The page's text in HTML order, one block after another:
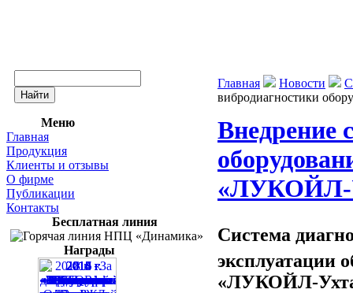
Меню
Главная
Продукция
Клиенты и отзывы
О фирме
Публикации
Контакты
Бесплатная линия
Награды
Главная Новости
вибродиагностики
Внедрение
Система
«ЛУКОЙЛ-